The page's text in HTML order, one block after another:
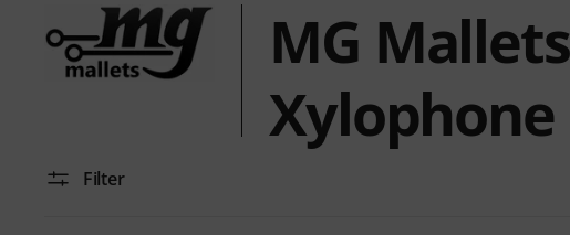
MG
Xylophone
Filter